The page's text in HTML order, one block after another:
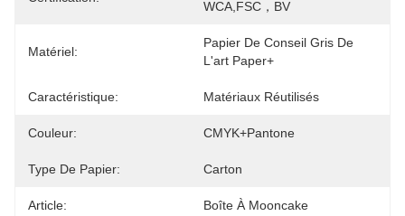
WCA,FSC，BV
Matériel:
Papier De Conseil Gris De
L'art Paper+
Caractéristique: Matériaux Réutilisés
Couleur: CMYK+Pantone
Type De Papier: Carton
Article: Boîte À Mooncake